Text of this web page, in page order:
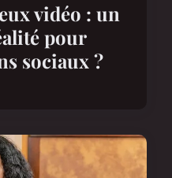
vidéo : un
pour
sociaux ?